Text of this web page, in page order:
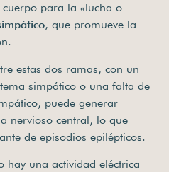
para la «lucha o
, que promueve la
estas dos ramas, con un
simpático o una falta de
puede generar
nervioso central, lo que
de episodios epilépticos.
hay una actividad eléctrica